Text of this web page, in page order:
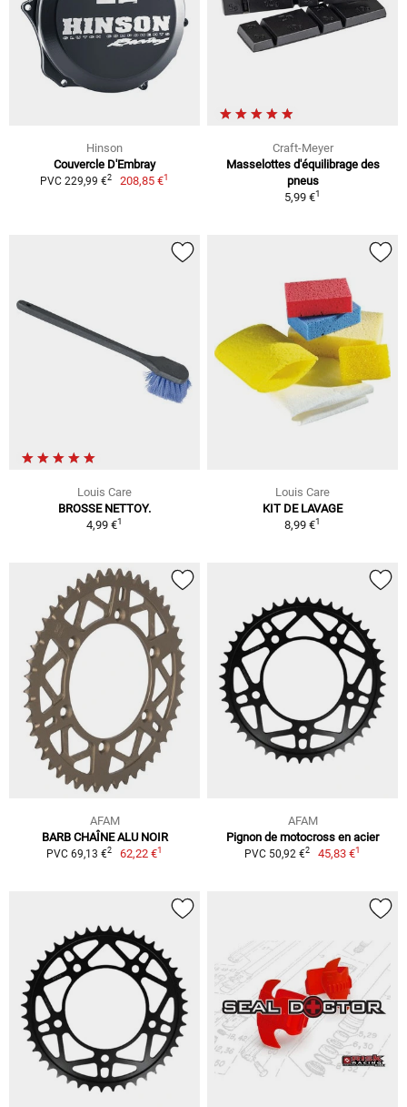
Hinson
Couvercle D'Embray
PVC 229,99 €2 208,85 €1
Craft-Meyer
Masselottes d'équilibrage des
pneus
5,99 €1
Louis Care
BROSSE NETTOY.
4,99 €1
Louis Care
KIT DE LAVAGE
8,99 €1
AFAM
BARB CHAÎNE ALU NOIR
PVC 69,13 €2 62,22 €1
AFAM
Pignon de motocross en acier
PVC 50,92 €2 45,83 €1